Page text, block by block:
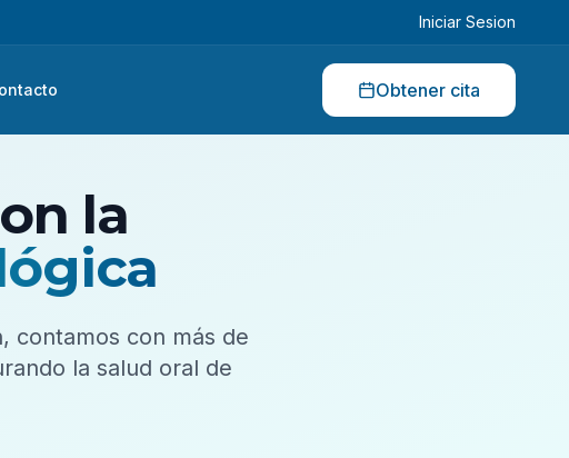
Iniciar Sesion
Obtener cita
la
, contamos con más de
la salud oral de